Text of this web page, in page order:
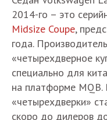
2014-го – это
Midsize Coupe,
года.
«четырехдверное
специально для
на платформе
«четырехдверки»
скоро до дилеров